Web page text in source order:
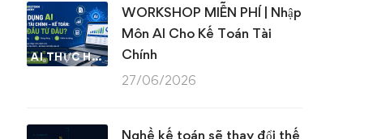
AI THỰC HÀNH
WORKSHOP MIỄN PHÍ | Nhập
Môn AI Cho Kế Toán Tài
Chính
27/06/2026
Nghề kế toán sẽ thay đổi thế